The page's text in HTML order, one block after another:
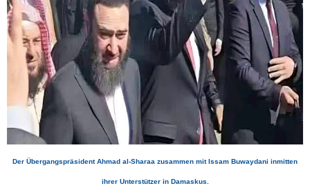
Der ÜbergangspräsidentAhmad al-Sharaa zusammen mitIssam Buwaydani inmitten
ihrer Unterstützer in Damaskus.